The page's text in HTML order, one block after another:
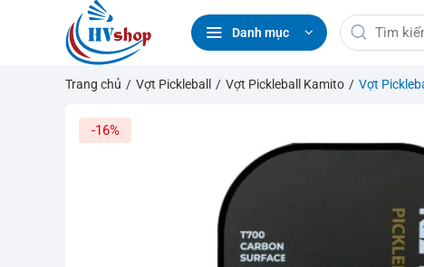
Danh mục
Tìm
kiếm:
Trang chủ / Vợt Pickleball / Vợt Pickleball Kamito / Vợt
-16%